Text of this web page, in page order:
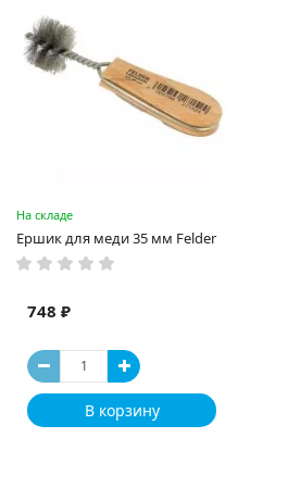
На складе
Ершик для меди 35 мм Felder
748 ₽
В корзину